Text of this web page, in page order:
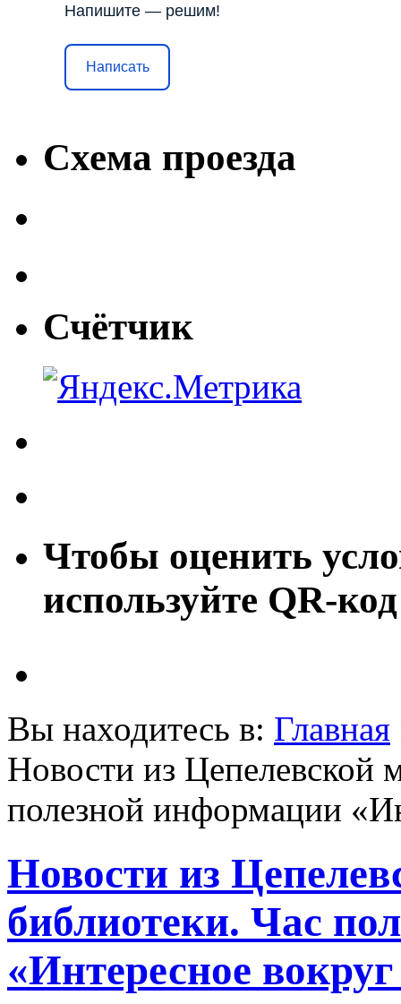
Напишите — решим!
Написать
Схема проезда
Счётчик
Чтобы оценить
используйте QR-код
Вы находитесь в: Главная
Новости из Цепелевской
полезной информации
Новости из
библиотеки. Час
«Интересное